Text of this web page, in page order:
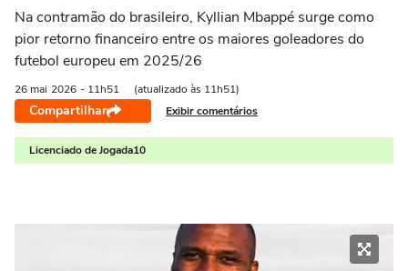
Na contramão do brasileiro, Kyllian Mbappé surge como
pior retorno financeiro entre os maiores goleadores do
futebol europeu em 2025/26
26 mai 2026 - 11h51 (atualizado às 11h51)
Compartilhar Exibir comentários
Licenciado de Jogada10